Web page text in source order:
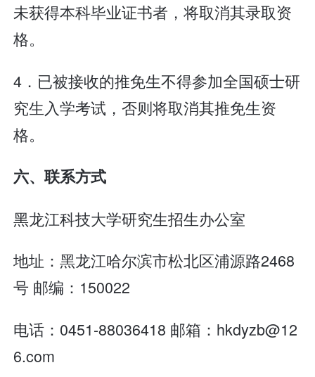
未获得本科毕业证书者，将取消其录取资
格。
4．已被接收的推免生不得参加全国硕士研
究生入学考试，否则将取消其推免生资
格。
六、联系方式
黑龙江科技大学研究生招生办公室
地址：黑龙江哈尔滨市松北区浦源路2468
号 邮编：150022
电话：0451-88036418 邮箱：hkdyzb@12
6.com